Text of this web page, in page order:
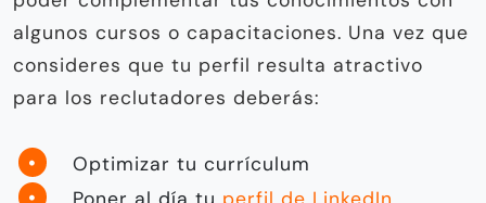
algunos cursos o capacitaciones. Una vez que
consideres que tu perfil resulta atractivo
para los reclutadores deberás:
Optimizar tu currículum